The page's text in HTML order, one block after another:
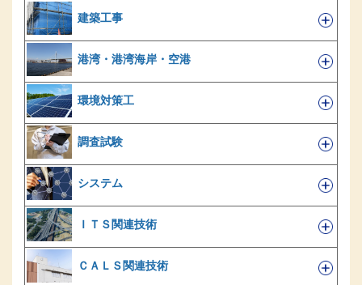
建築工事
港湾・港湾海岸・空港
環境対策工
調査試験
システム
ＩＴＳ関連技術
ＣＡＬＳ関連技術